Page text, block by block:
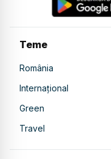
Teme
România
Internațional
Green
Travel